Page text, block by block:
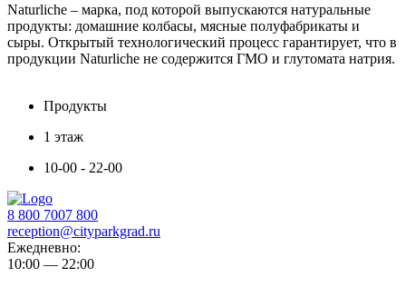
Naturliche – марка, под которой выпускаются натуральные
продукты: домашние колбасы, мясные полуфабрикаты и
сыры. Открытый технологический процесс гарантирует, что в
продукции Naturliche не содержится ГМО и глутомата натрия.
Продукты
1 этаж
10-00 - 22-00
8 800 7007 800
reception@cityparkgrad.ru
Ежедневно:
10:00 — 22:00